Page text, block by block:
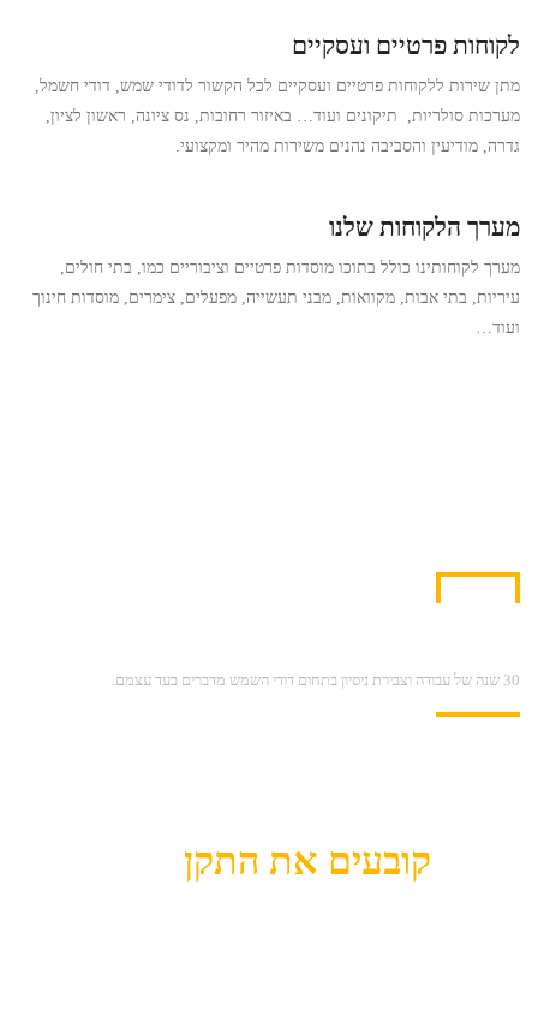
לקוחות פרטיים ועסקיים
מתן שירות ללקוחות פרטיים ועסקיים לכל הקשור לדודי שמש, דודי חשמל,
מערכות סולריות, תיקונים ועוד… באיזור רחובות, נס ציונה, ראשון לציון,
גדרה, מודיעין והסביבה נהנים משירות מהיר ומקצועי.
מערך הלקוחות שלנו
מערך לקוחותינו כולל בתוכו מוסדות פרטיים וציבוריים כמו, בתי חולים,
עיריות, בתי אבות, מקוואות, מבני תעשייה, מפעלים, צימרים, מוסדות חינוך
ועוד…
30 שנה של עבודה וצבירת ניסיון בתחום דודי השמש מדברים בעד עצמם.
קובעים את התקן